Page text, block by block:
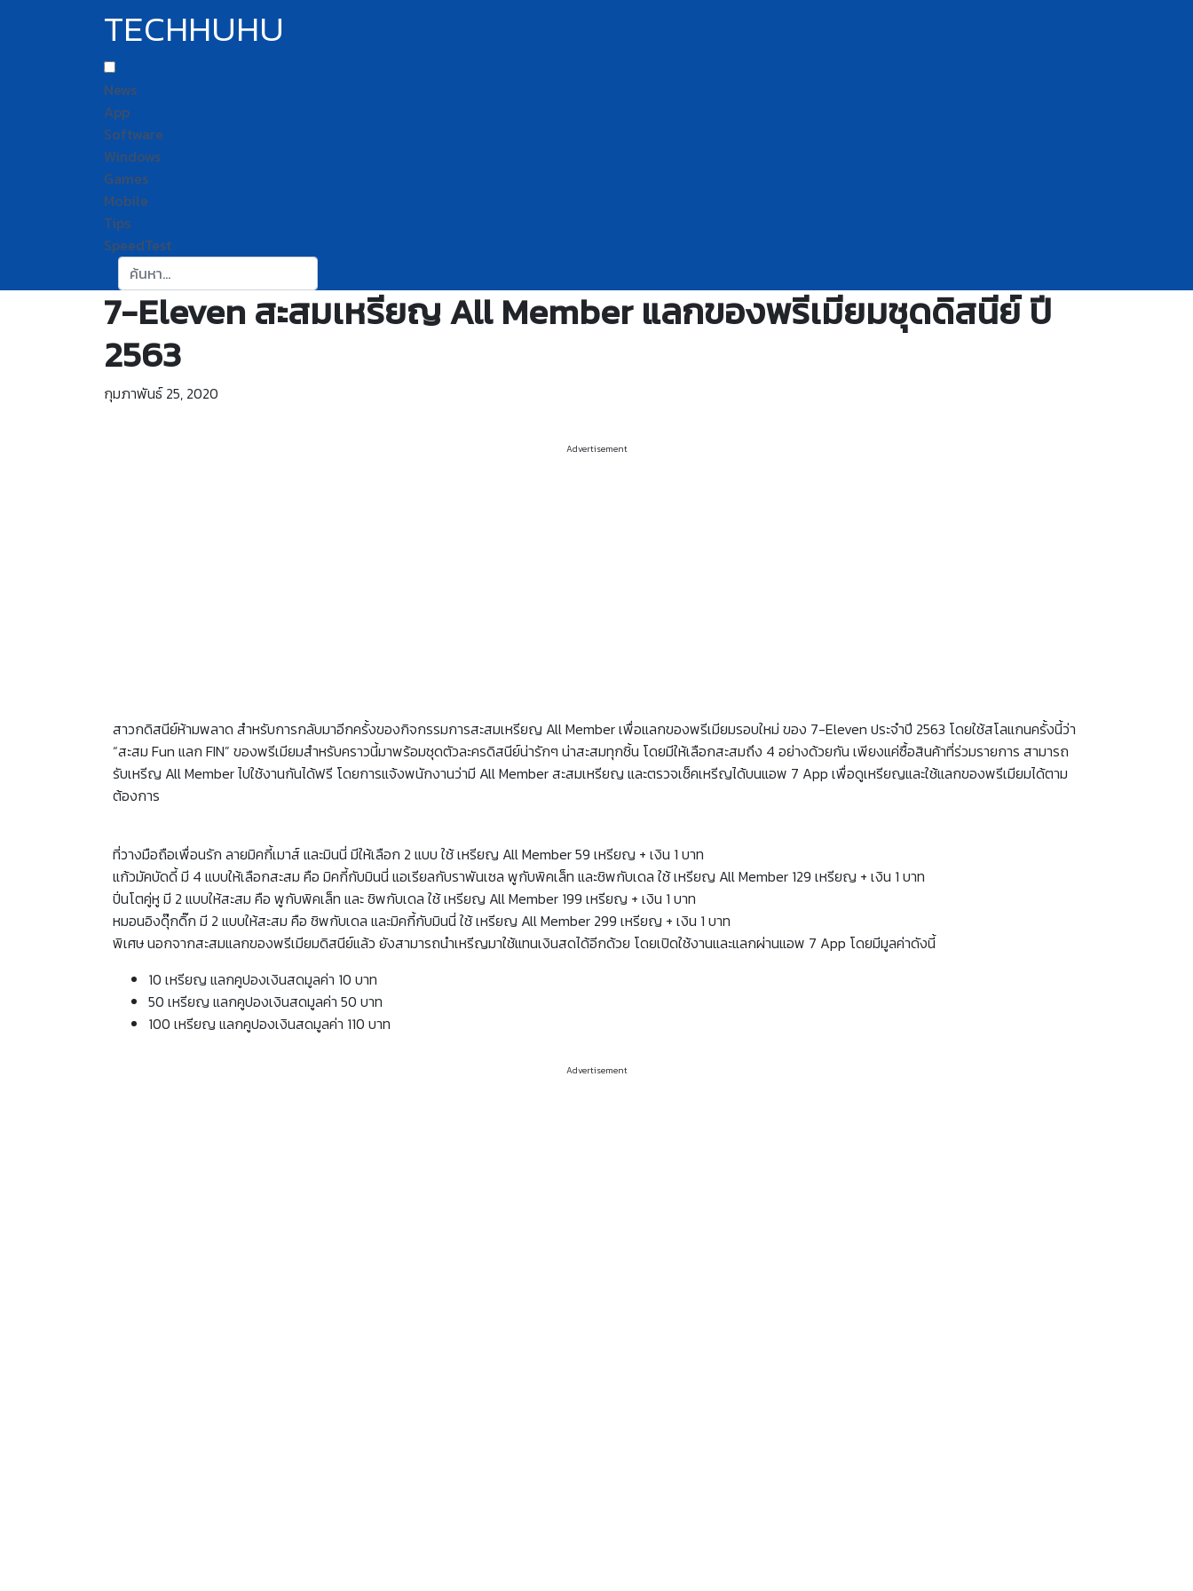
TECHHUHU
News
App
Software
Windows
Games
Mobile
Tips
SpeedTest
ค้นหา:
7-Eleven สะสมเหรียญ All Member แลกของพรีเมียมชุดดิสนีย์ ปี
2563
กุมภาพันธ์ 25, 2020
Advertisement
สาวกดิสนีย์ห้ามพลาด สำหรับการกลับมาอีกครั้งของกิจกรรมการสะสมเหรียญ All Member เพื่อแลกของพรีเมียมรอบใหม่ ของ 7-Eleven ประจำปี 2563 โดยใช้สโลแกนครั้งนี้ว่า
“สะสม Fun แลก FIN” ของพรีเมียมสำหรับคราวนี้มาพร้อมชุดตัวละครดิสนีย์น่ารักๆ น่าสะสมทุกชิ้น โดยมีให้เลือกสะสมถึง 4 อย่างด้วยกัน เพียงแค่ซื้อสินค้าที่ร่วมรายการ สามารถ
รับเหรีญ All Member ไปใช้งานกันได้ฟรี โดยการแจ้งพนักงานว่ามี All Member สะสมเหรียญ และตรวจเช็คเหรีญได้บนแอพ 7 App เพื่อดูเหรียญและใช้แลกของพรีเมียมได้ตาม
ต้องการ
ที่วางมือถือเพื่อนรัก ลายมิคกี้เมาส์ และมินนี่ มีให้เลือก 2 แบบ ใช้ เหรียญ All Member 59 เหรียญ + เงิน 1 บาท
แก้วมัคบัดดี้ มี 4 แบบให้เลือกสะสม คือ มิคกี้กับมินนี่ แอเรียลกับราพันเซล พูกับพิคเล็ท และชิพกับเดล ใช้ เหรียญ All Member 129 เหรียญ + เงิน 1 บาท
ปิ่นโตคู่หู มี 2 แบบให้สะสม คือ พูกับพิคเล็ท และ ชิพกับเดล ใช้ เหรียญ All Member 199 เหรียญ + เงิน 1 บาท
หมอนอิงดุ๊กดิ๊ก มี 2 แบบให้สะสม คือ ชิพกับเดล และมิคกี้กับมินนี่ ใช้ เหรียญ All Member 299 เหรียญ + เงิน 1 บาท
พิเศษ นอกจากสะสมแลกของพรีเมียมดิสนีย์แล้ว ยังสามารถนำเหรีญมาใช้แทนเงินสดได้อีกด้วย โดยเปิดใช้งานและแลกผ่านแอพ 7 App โดยมีมูลค่าดังนี้
10 เหรียญ แลกคูปองเงินสดมูลค่า 10 บาท
50 เหรียญ แลกคูปองเงินสดมูลค่า 50 บาท
100 เหรียญ แลกคูปองเงินสดมูลค่า 110 บาท
Advertisement